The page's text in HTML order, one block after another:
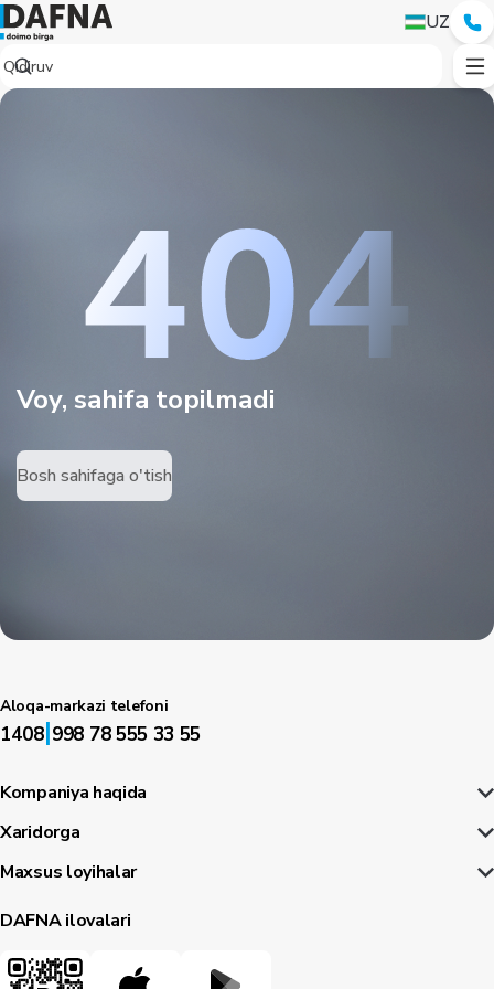
UZ
Voy, sahifa topilmadi
Bosh sahifaga o'tish
Aloqa-markazi telefoni
1408|998 78 555 33 55
Kompaniya haqida
Xaridorga
Maxsus loyihalar
DAFNA ilovalari